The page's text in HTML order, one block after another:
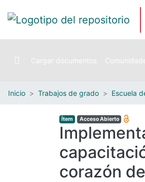
Cargar documentos
Inicio Trabajos de grado
Ítem Acceso Abierto
corazón